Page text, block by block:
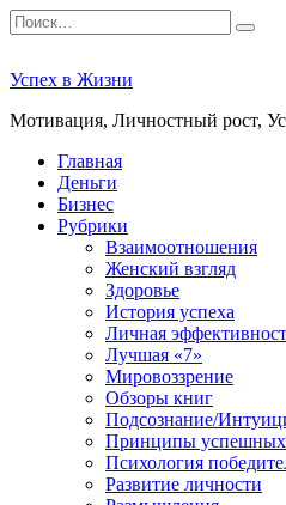
Перейти
к
Search
for:
Успех в Жизни
Мотивация, Личностный рост,
Главная
Деньги
Бизнес
Рубрики
Взаимоотношения
Женский взгляд
Здоровье
История успеха
Личная
Лучшая «7»
Мировоззрение
Обзоры книг
Подсознание/
Принципы
Психология
Развитие личности